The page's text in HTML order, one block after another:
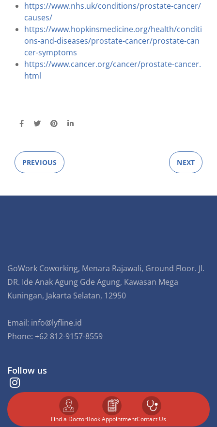
https://www.nhs.uk/conditions/prostate-cancer/
causes/
https://www.hopkinsmedicine.org/health/conditi
ons-and-diseases/prostate-cancer/prostate-can
cer-symptoms
https://www.cancer.org/cancer/prostate-cancer.
html
PREVIOUS NEXT
GoWork Coworking, Menara Rajawali, Ground Floor. Jl.
DR. Ide Anak Agung Gde Agung, Kawasan Mega
Kuningan, Jakarta Selatan, 12950
Email: info@lyfline.id
Phone: +62 812-9157-8559
Follow us
Find a Doctor⁠Book AppointmentContact Us